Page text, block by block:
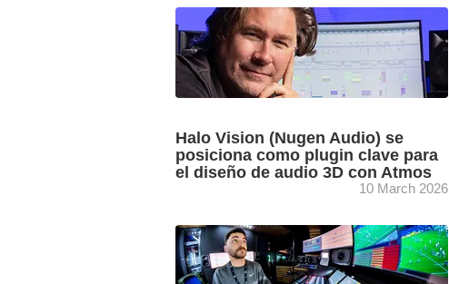
Dolby alcanza un acuerdo con TV Azteca
para llevar Dolby Atmos a la televisión abierta
en México a través del estándar ATSC 1.0, en
...
Halo Vision (Nugen Audio) se
posiciona como plugin clave para
el diseño de audio 3D con Atmos
10 March 2026
El compositor y mezclador Michael Phillips
Keeley, referencia en el desarrollo de
narraciones inmersivas a través del audio con
una extensa trayectoria en la ...